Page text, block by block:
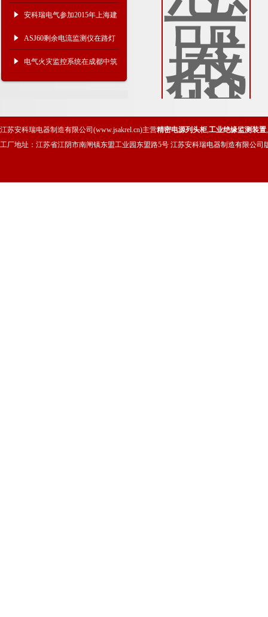
的应用
仪表在迪拜楼宇EMS中的应用
安科瑞电气参加2015年上海建
筑电气学术年会
ASJ60剩余电流监测仪在路灯
线路中的应用
电气火灾监控系统在成都中筑
兰庭项目中的应用
江苏安科瑞电器制造有限公司(www.jsakrel.cn)主营精密电源列头柜,工业绝缘监测装置,
工厂地址：江苏省江阴市南闸镇东盟工业园东盟路5号 江苏安科瑞电器制造有限公司